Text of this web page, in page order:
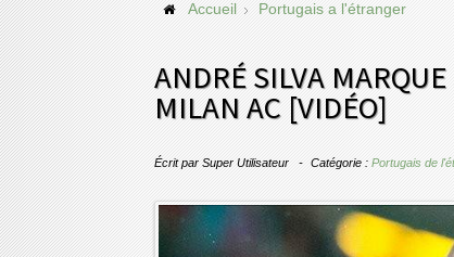
Accueil Portugais a l'étranger
ANDRÉ SILVA
MILAN AC [VIDÉO]
Écrit par Super Utilisateur Catégorie : Portugais de